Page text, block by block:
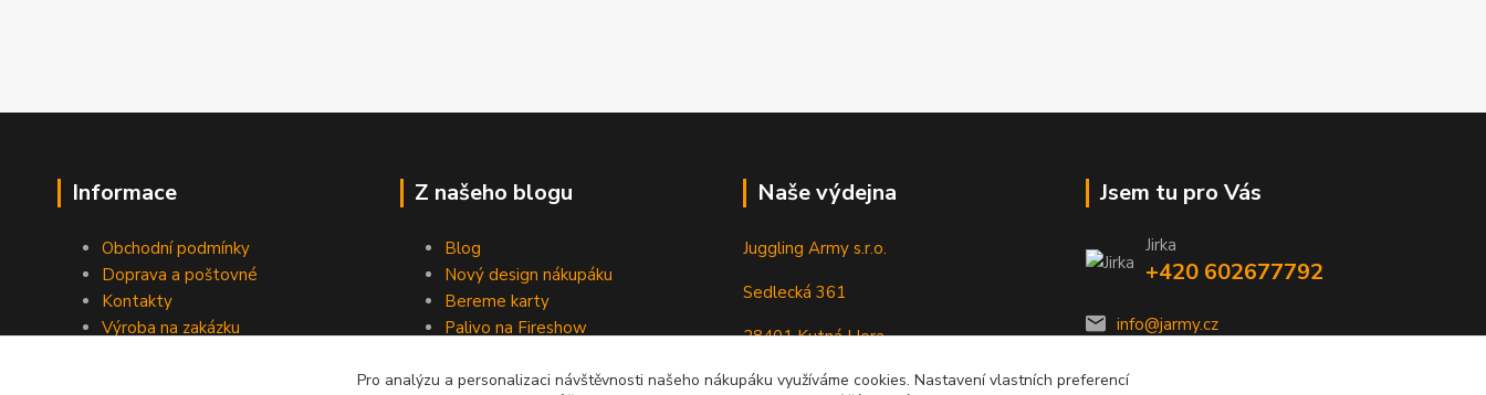
Informace
Obchodní podmínky
Doprava a poštovné
Kontakty
Výroba na zakázku
Z našeho blogu
Blog
Nový design nákupáku
Bereme karty
Palivo na Fireshow
Naše výdejna
Juggling Army s.r.o.
Sedlecká 361
28401 Kutná Hora
Jsem tu pro Vás
Jirka
+420 602677792
info@jarmy.cz
Pro analýzu a personalizaci návštěvnosti našeho nákupáku využíváme cookies. Nastavení vlastních preferencí